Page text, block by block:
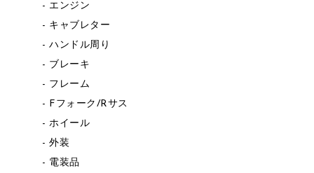
エンジン
キャブレター
ハンドル周り
ブレーキ
フレーム
Fフォーク/Rサス
ホイール
外装
電装品